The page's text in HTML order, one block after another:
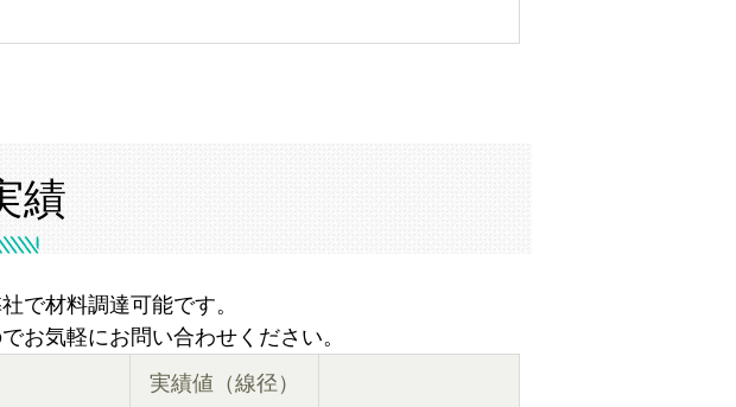
績
で材料調達可能です。
お気軽にお問い合わせください。
実績値（線径）